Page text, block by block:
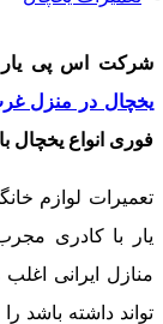
شرکت اس پی
یخچال در منزل
فوری انواع یخچال
تعمیرات لوازم
یار با کادری
منازل ایرانی
تواند داشته باشد